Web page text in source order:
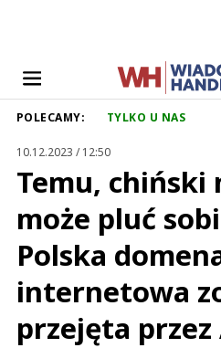
POLECAMY: TYLKO U NAS
10.12.2023 / 12:50
Temu, chiński
może pluć
Polska
internetowa
przejęta przez